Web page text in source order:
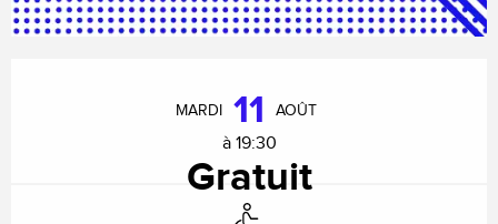
MARDI 11 AOÛT
à 19:30
Gratuit
Accès handicapés